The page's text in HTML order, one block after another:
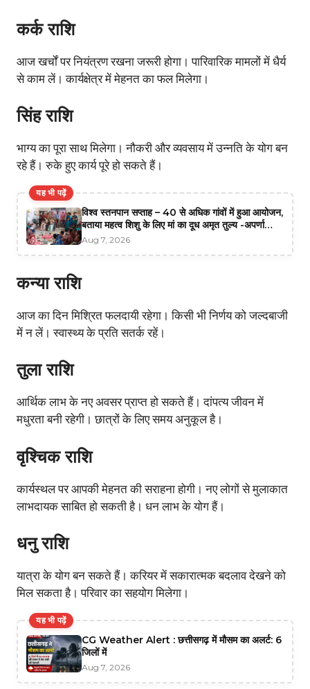
कर्क राशि
आज खर्चों पर नियंत्रण रखना जरूरी होगा। पारिवारिक मामलों में धैर्य
से काम लें। कार्यक्षेत्र में मेहनत का फल मिलेगा।
सिंह राशि
भाग्य का पूरा साथ मिलेगा। नौकरी और व्यवसाय में उन्नति के योग बन
रहे हैं। रुके हुए कार्य पूरे हो सकते हैं।
यह भी पढ़ें
विश्व स्तनपान सप्ताह – 40 से अधिक गांवों में हुआ आयोजन,
बताया महत्व शिशु के लिए मां का दूध अमृत तुल्य -अपर्णा
श्रीवास्तव
Aug 7, 2026
कन्या राशि
आज का दिन मिश्रित फलदायी रहेगा। किसी भी निर्णय को जल्दबाजी
में न लें। स्वास्थ्य के प्रति सतर्क रहें।
तुला राशि
आर्थिक लाभ के नए अवसर प्राप्त हो सकते हैं। दांपत्य जीवन में
मधुरता बनी रहेगी। छात्रों के लिए समय अनुकूल है।
वृश्चिक राशि
कार्यस्थल पर आपकी मेहनत की सराहना होगी। नए लोगों से मुलाकात
लाभदायक साबित हो सकती है। धन लाभ के योग हैं।
धनु राशि
यात्रा के योग बन सकते हैं। करियर में सकारात्मक बदलाव देखने को
मिल सकता है। परिवार का सहयोग मिलेगा।
यह भी पढ़ें
CG Weather Alert : छत्तीसगढ़ में मौसम का अलर्ट: 6
जिलों में
Aug 7, 2026